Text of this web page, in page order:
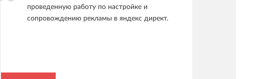
проведенную работу по настройке и
сопровождению рекламы в яндекс директ.